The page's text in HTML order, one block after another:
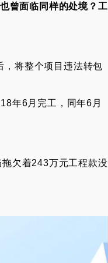
曾面临同样的处境？工
，将整个项目违法转包
年6月完工，同年6月
欠着243万元工程款没